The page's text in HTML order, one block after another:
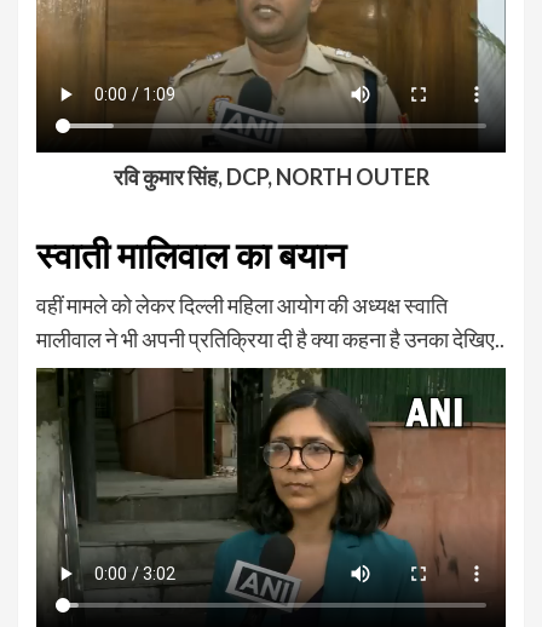
रवि कुमार सिंह, DCP, NORTH OUTER
स्वाती मालिवाल का बयान
वहीं मामले को लेकर दिल्ली महिला आयोग की अध्यक्ष स्वाति
मालीवाल ने भी अपनी प्रतिक्रिया दी है क्या कहना है उनका देखिए..